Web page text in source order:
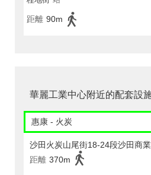
距離 90m
華麗工業中心附近的配套設
惠康 - 火炭
沙田火炭山尾街18-24段沙田商
距離 370m